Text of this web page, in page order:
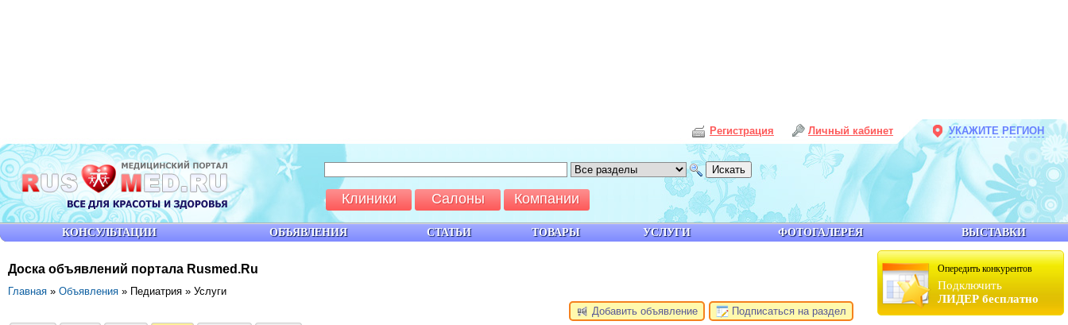
Опередить конкурентов
Подключить
ЛИДЕР бесплатно
Доска объявлений портала Rusmed.Ru
Главная » Объявления » Педиатрия » Услуги
Добавить объявление
Подписаться на раздел
КОНСУЛЬТАЦИИ ОБЪЯВЛЕНИЯ СТАТЬИ ТОВАРЫ УСЛУГИ ФОТОГАЛЕРЕЯ ВЫСТАВКИ
Клиники Салоны Компании
Личный кабинет
Регистрация УКАЖИТЕ РЕГИОН